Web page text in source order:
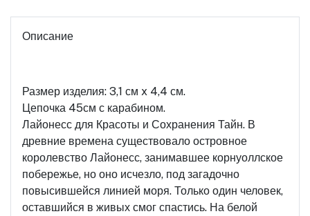
Описание
Размер изделия: 3,1 см x 4,4 см.
Цепочка 45см с карабином.
Лайонесс для Красоты и Сохранения Тайн. В
древние времена существовало островное
королевство Лайонесс, занимавшее корнуоллское
побережье, но оно исчезло, под загадочно
повысившейся линией моря. Только один человек,
оставшийся в живых смог спастись. На белой